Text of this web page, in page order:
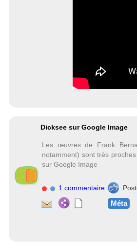
Dicksee sur Google Image
Les œuvres de Frank
notamment) sont très
sur Google Image
1 commentaire
Méta